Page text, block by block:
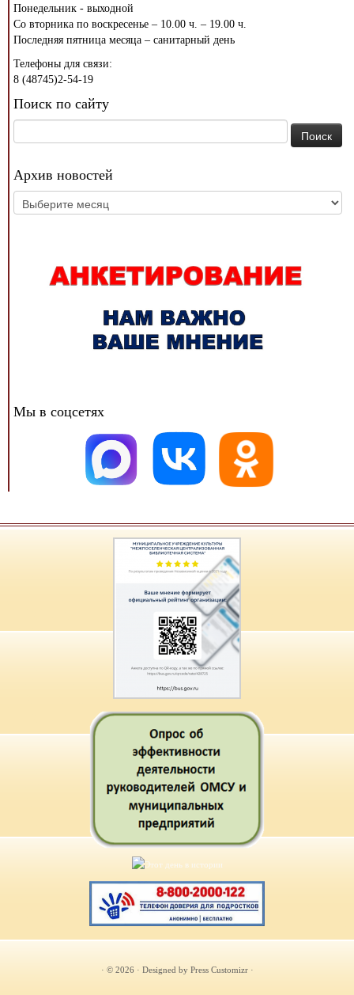
Понедельник - выходной
Со вторника по воскресенье – 10.00 ч. – 19.00 ч.
Последняя пятница месяца – санитарный день
Телефоны для связи:
8 (48745)2-54-19
Поиск по сайту
Архив новостей
Архив
новостей
Мы в соцсетях
· © 2026 · Designed by Press Customizr·